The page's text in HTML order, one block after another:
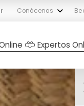
Conócenos
Expertos